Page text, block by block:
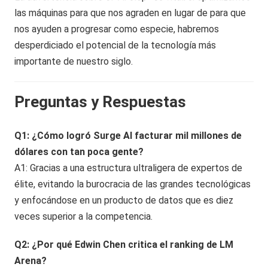
las máquinas para que nos agraden en lugar de para que
nos ayuden a progresar como especie, habremos
desperdiciado el potencial de la tecnología más
importante de nuestro siglo.
Preguntas y Respuestas
Q1: ¿Cómo logró Surge AI facturar mil millones de
dólares con tan poca gente?
A1: Gracias a una estructura ultraligera de expertos de
élite, evitando la burocracia de las grandes tecnológicas
y enfocándose en un producto de datos que es diez
veces superior a la competencia.
Q2: ¿Por qué Edwin Chen critica el ranking de LM
Arena?